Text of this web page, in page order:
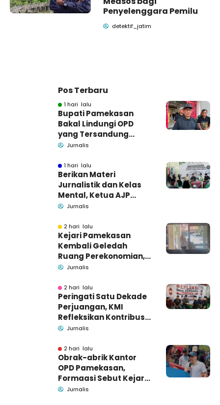
Penyelenggara Pemilu
detektif_jatim
Pos Terbaru
1 hari lalu
Bupati Pamekasan
Bakal Lindungi OPD
yang Tersandung
Dugaan Korupsi
Jurnalis
1 hari lalu
Berikan Materi
Jurnalistik dan Kelas
Mental, Ketua AJP
Bakar Semangat LPM
Jurnalis
2 hari lalu
Kejari Pamekasan
Kembali Geledah
Ruang Perekonomian,
Pidsus: Tunggu Saja!
Jurnalis
2 hari lalu
Peringati Satu Dekade
Perjuangan, KMI
Refleksikan Kontribusi
untuk Masyarakat
Jurnalis
2 hari lalu
Obrak-abrik Kantor
OPD Pamekasan,
Formaasi Sebut Kejari
Pamekasan
Jurnalis